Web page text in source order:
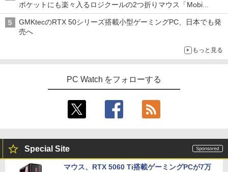
ポケットにも楽々入るロジクールの2つ折りマウス「Mobi
Fold」。その気になるギミックとは？
GMKtecのRTX 50シリーズ搭載小型ゲーミングPC、日本でも発
売へ
もっと見る
PC Watch をフォローする
Special Site
マウス、RTX 5060 Ti搭載ゲーミングPCが7万